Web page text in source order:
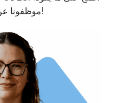
موظفونا عن تجربتهم!